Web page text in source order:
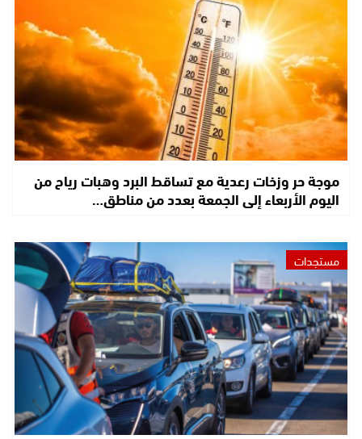
موجة حر وزخات رعدية مع تساقط البرد وهبات رياح من
اليوم الأربعاء إلى الجمعة بعدد من مناطق…
مستجدات